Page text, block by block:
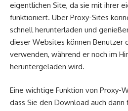
eigentlichen Site, da sie mit ihrer
funktioniert. Über Proxy-Sites
schnell herunterladen und
dieser Websites können Benutzer
verwenden, während er noch im
heruntergeladen wird.
Eine wichtige Funktion von Proxy-
dass Sie den Download auch